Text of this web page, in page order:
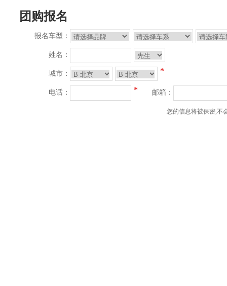
团购报名
报名车型：
姓名：
城市： *
电话： * 邮箱：
您的信息将被保密,不